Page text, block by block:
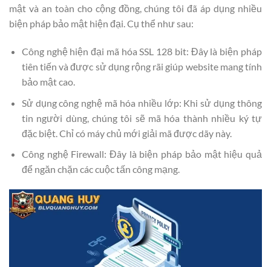
mật và an toàn cho cộng đồng, chúng tôi đã áp dụng nhiều
biện pháp bảo mật hiện đại. Cụ thể như sau:
Công nghệ hiện đại mã hóa SSL 128 bit: Đây là biện pháp
tiên tiến và được sử dụng rộng rãi giúp website mang tính
bảo mật cao.
Sử dụng công nghệ mã hóa nhiều lớp: Khi sử dụng thông
tin người dùng, chúng tôi sẽ mã hóa thành nhiều ký tự
đặc biệt. Chỉ có máy chủ mới giải mã được dãy này.
Công nghệ Firewall: Đây là biện pháp bảo mật hiệu quả
để ngăn chặn các cuộc tấn công mạng.